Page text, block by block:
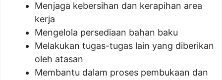
Menjaga kebersihan dan kerapihan area
kerja
Mengelola persediaan bahan baku
Melakukan tugas-tugas lain yang diberikan
oleh atasan
Membantu dalam proses pembukaan dan